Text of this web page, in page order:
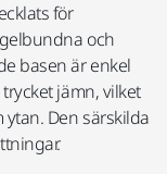
för
och
basen är enkel
jämn, vilket
Den särskilda